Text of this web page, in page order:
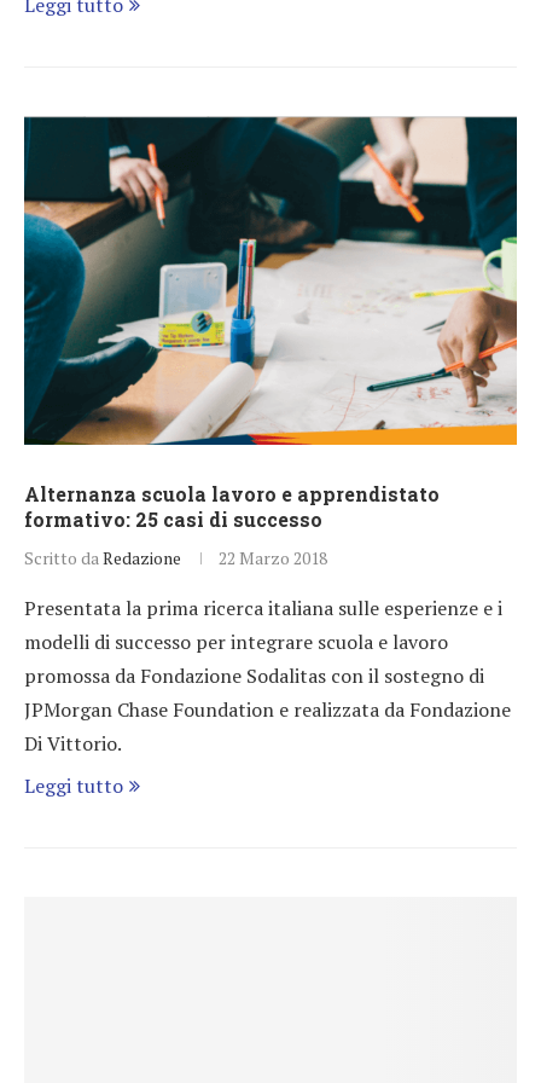
Alternanza scuola lavoro e apprendistato
formativo: 25 casi di successo
Scritto da Redazione 22 Marzo 2018
Presentata la prima ricerca italiana sulle esperienze e i
modelli di successo per integrare scuola e lavoro
promossa da Fondazione Sodalitas con il sostegno di
JPMorgan Chase Foundation e realizzata da Fondazione
Di Vittorio.
Leggi tutto